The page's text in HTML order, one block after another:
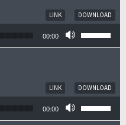
DOWNLOAD
LINK
00:00
DOWNLOAD
LINK
00:00